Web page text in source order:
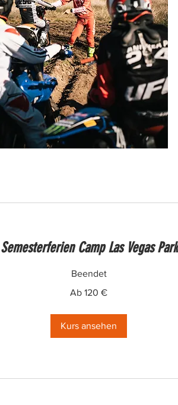
Semesterferien Camp Las Vegas Park
Beendet
Ab 120 €
Kurs ansehen